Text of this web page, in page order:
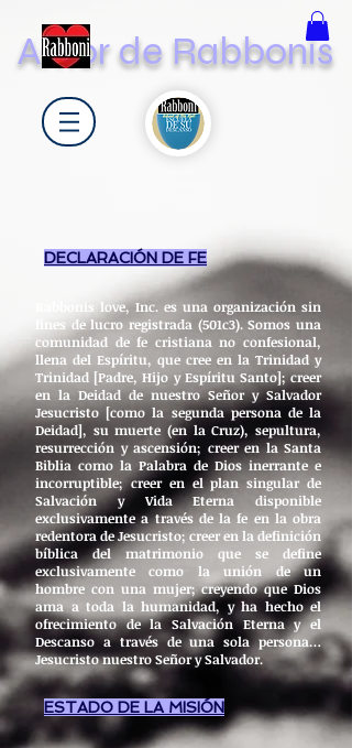
Amor de Rabbonis
DECLARACIÓN DE FE
Rabbonis love, Inc. es una organización sin
fines de lucro registrada (501c3). Somos una
comunidad de fe cristiana no confesional,
llena del Espíritu, que cree en la Trinidad y
Trinidad [Padre, Hijo y Espíritu Santo]; creer
en la Deidad de nuestro Señor y Salvador
Jesucristo [como la segunda persona de la
Deidad], su muerte (en la Cruz), sepultura,
resurrección y ascensión; creer en la Santa
Biblia como la Palabra de Dios inerrante e
incorruptible; creer en el plan singular de
Salvación y Vida Eterna disponible
exclusivamente a través de la fe en la obra
redentora de Jesucristo; creer en la definición
bíblica del matrimonio que se define
exclusivamente como la unión de un
hombre con una mujer; creyendo que Dios
ama a toda la humanidad, y ha hecho el
ofrecimiento de la Salvación Eterna y el
Descanso a través de una sola persona…
Jesucristo nuestro Señor y Salvador.
ESTADO DE LA MISIÓN